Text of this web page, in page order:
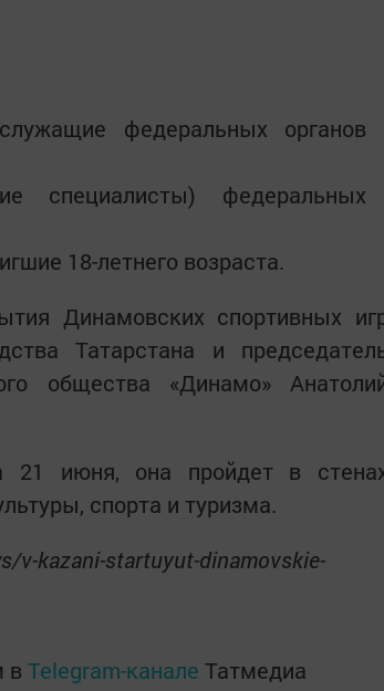
федеральных органов
специалисты) федеральных
18-летнего возраста.
Динамовских спортивных
Татарстана и
общества «Динамо»
21 июня, она пройдет в
спорта и туризма.
v-kazani-startuyut-dinamovskie-
в Telegram-канале Татмедиа